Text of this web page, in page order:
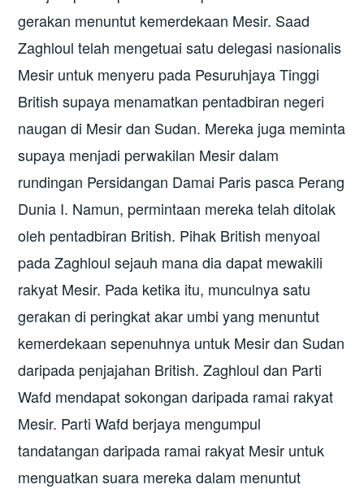
gerakan menuntut kemerdekaan Mesir. Saad
Zaghloul telah mengetuai satu delegasi nasionalis
Mesir untuk menyeru pada Pesuruhjaya Tinggi
British supaya menamatkan pentadbiran negeri
naugan di Mesir dan Sudan. Mereka juga meminta
supaya menjadi perwakilan Mesir dalam
rundingan Persidangan Damai Paris pasca Perang
Dunia I. Namun, permintaan mereka telah ditolak
oleh pentadbiran British. Pihak British menyoal
pada Zaghloul sejauh mana dia dapat mewakili
rakyat Mesir. Pada ketika itu, munculnya satu
gerakan di peringkat akar umbi yang menuntut
kemerdekaan sepenuhnya untuk Mesir dan Sudan
daripada penjajahan British. Zaghloul dan Parti
Wafd mendapat sokongan daripada ramai rakyat
Mesir. Parti Wafd berjaya mengumpul
tandatangan daripada ramai rakyat Mesir untuk
menguatkan suara mereka dalam menuntut